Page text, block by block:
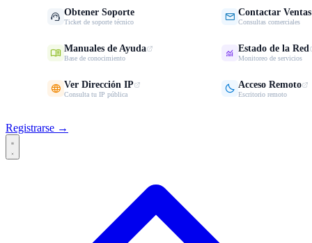
 Obtener Soporte
Ticket de soporte técnico  Contactar Ventas
Consultas comerciales
 Manuales de Ayuda
Base de conocimiento  Estado de la Red
Monitoreo de servicios
 Ver Dirección IP
Consulta tu IP pública  Acceso Remoto
Escritorio remoto
Registrarse →